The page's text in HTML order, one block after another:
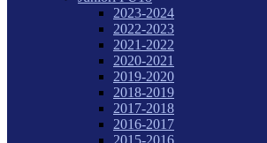
2023-2024
2022-2023
2021-2022
2020-2021
2019-2020
2018-2019
2017-2018
2016-2017
2015-2016